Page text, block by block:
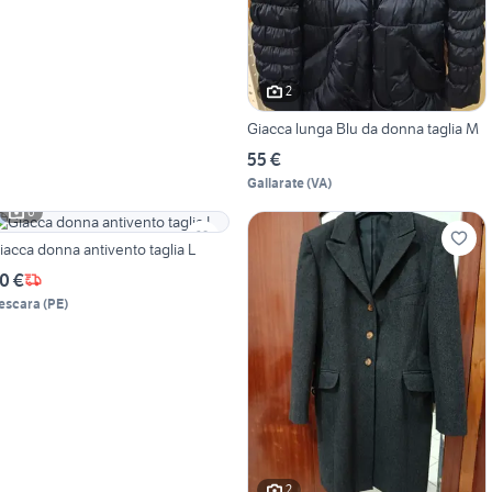
2
Giacca lunga Blu da donna taglia M
55 €
Gallarate(VA)
6
donna antivento taglia L
€
(PE)